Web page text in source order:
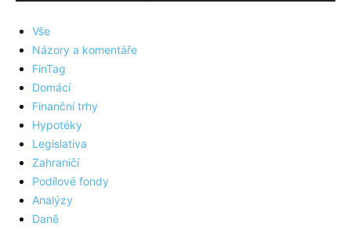
Vše
Názory a komentáře
FinTag
Domácí
Finanční trhy
Hypotéky
Legislativa
Zahraničí
Podílové fondy
Analýzy
Daně